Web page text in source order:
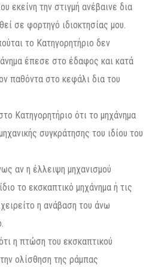
εκείνη την στιγμή ανέβαινε δια
σε φορτηγό ιδιοκτησίας μου.
το Κατηγορητήριο δεν
έπεσε στο έδαφος και κατά
παθόντα στο κεφάλι δια του
Κατηγορητήριο ότι το μηχάνημα
συγκράτησης του ιδίου του
αν η έλλειψη μηχανισμού
το εκσκαπτικό μηχάνημα ή τις
η ανάβαση του άνω
η πτώση του εκσκαπτικού
ολίσθηση της ράμπας